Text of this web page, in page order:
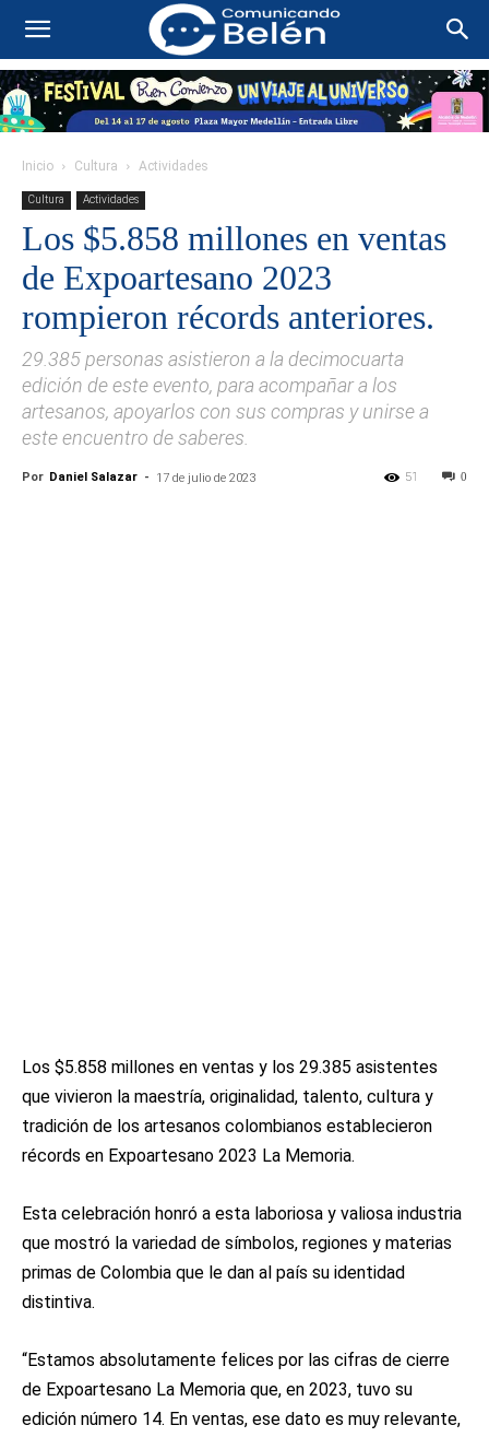
Inicio Cultura Actividades
Cultura Actividades
Los $5.858 millones en ventas
de Expoartesano 2023
rompieron récords anteriores.
29.385 personas asistieron a la decimocuarta
edición de este evento, para acompañar a los
artesanos, apoyarlos con sus compras y unirse a
este encuentro de saberes.
Por Daniel Salazar - 17 de julio de 2023 0
51
Los $5.858 millones en ventas y los 29.385 asistentes
que vivieron la maestría, originalidad, talento, cultura y
tradición de los artesanos colombianos establecieron
récords en Expoartesano 2023 La Memoria.
Esta celebración honró a esta laboriosa y valiosa industria
que mostró la variedad de símbolos, regiones y materias
primas de Colombia que le dan al país su identidad
distintiva.
“Estamos absolutamente felices por las cifras de cierre
de Expoartesano La Memoria que, en 2023, tuvo su
edición número 14. En ventas, ese dato es muy relevante,